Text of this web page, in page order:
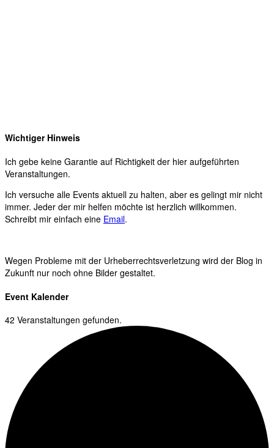
Wichtiger Hinweis
Ich gebe keine Garantie auf Richtigkeit der hier aufgeführten
Veranstaltungen.
Ich versuche alle Events aktuell zu halten, aber es gelingt mir nicht
immer. Jeder der mir helfen möchte ist herzlich willkommen.
Schreibt mir einfach eine Email.
Wegen Probleme mit der Urheberrechtsverletzung wird der Blog in
Zukunft nur noch ohne Bilder gestaltet.
Event Kalender
42 Veranstaltungen gefunden.